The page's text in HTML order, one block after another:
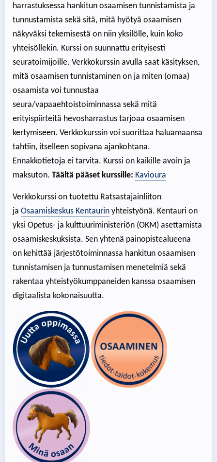
harrastuksessa hankitun osaamisen tunnistamista ja
tunnustamista sekä sitä, mitä hyötyä osaamisen
näkyväksi tekemisestä on niin yksilölle, kuin koko
yhteisöllekin. Kurssi on suunnattu erityisesti
seuratoimijoille. Verkkokurssin avulla saat käsityksen,
mitä osaamisen tunnistaminen on ja miten (omaa)
osaamista voi tunnustaa
seura/vapaaehtoistoiminnassa sekä mitä
erityispiirteitä hevosharrastus tarjoaa osaamisen
kertymiseen. Verkkokurssin voi suorittaa haluamaansa
tahtiin, itselleen sopivana ajankohtana.
Ennakkotietoja ei tarvita. Kurssi on kaikille avoin ja
maksuton. Täältä pääset kurssille: Kavioura
Verkkokurssi on tuotettu Ratsastajainliiton
ja Osaamiskeskus Kentaurin yhteistyönä. Kentauri on
yksi Opetus- ja kulttuuriministeriön (OKM) asettamista
osaamiskeskuksista. Sen yhtenä painopistealueena
on kehittää järjestötoiminnassa hankitun osaamisen
tunnistamisen ja tunnustamisen menetelmiä sekä
rakentaa yhteistyökumppaneiden kanssa osaamisen
digitaalista kokonaisuutta.